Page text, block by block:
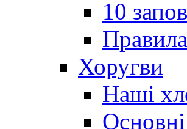
10
Хоругви
Наші